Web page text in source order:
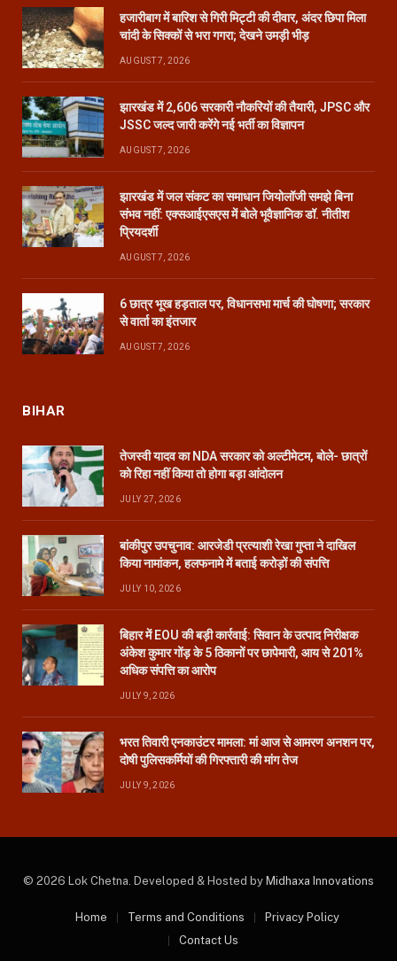
हजारीबाग में बारिश से गिरी मिट्टी की दीवार, अंदर छिपा मिला
चांदी के सिक्कों से भरा गगरा; देखने उमड़ी भीड़
AUGUST 7, 2026
झारखंड में 2,606 सरकारी नौकरियों की तैयारी, JPSC और
JSSC जल्द जारी करेंगे नई भर्ती का विज्ञापन
AUGUST 7, 2026
झारखंड में जल संकट का समाधान जियोलॉजी समझे बिना
संभव नहीं: एक्सआईएसएस में बोले भूवैज्ञानिक डॉ. नीतीश
प्रियदर्शी
AUGUST 7, 2026
6 छात्र भूख हड़ताल पर, विधानसभा मार्च की घोषणा; सरकार
से वार्ता का इंतजार
AUGUST 7, 2026
BIHAR
तेजस्वी यादव का NDA सरकार को अल्टीमेटम, बोले- छात्रों
को रिहा नहीं किया तो होगा बड़ा आंदोलन
JULY 27, 2026
बांकीपुर उपचुनाव: आरजेडी प्रत्याशी रेखा गुप्ता ने दाखिल
किया नामांकन, हलफनामे में बताई करोड़ों की संपत्ति
JULY 10, 2026
बिहार में EOU की बड़ी कार्रवाई: सिवान के उत्पाद निरीक्षक
अंकेश कुमार गोंड़ के 5 ठिकानों पर छापेमारी, आय से 201%
अधिक संपत्ति का आरोप
JULY 9, 2026
भरत तिवारी एनकाउंटर मामला: मां आज से आमरण अनशन पर,
दोषी पुलिसकर्मियों की गिरफ्तारी की मांग तेज
JULY 9, 2026
© 2026 Lok Chetna. Developed & Hosted by Midhaxa Innovations
Home Terms and Conditions
Privacy Policy
Contact Us